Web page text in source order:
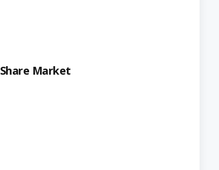
Share Market